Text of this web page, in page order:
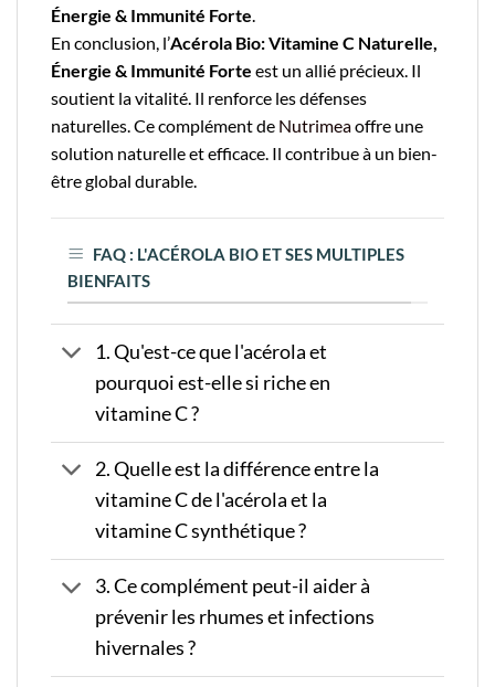
Énergie & Immunité Forte.
En conclusion, l’Acérola Bio: Vitamine C Naturelle,
Énergie & Immunité Forte est un allié précieux. Il
soutient la vitalité. Il renforce les défenses
naturelles. Ce complément de Nutrimeaoffre une
solution naturelle et efficace. Il contribue à un bien-
être global durable.
FAQ : L'ACÉROLA BIO ET SES MULTIPLES
BIENFAITS
1. Qu'est-ce que l'acérola et
pourquoi est-elle si riche en
vitamine C ?
2. Quelle est la différence entre la
vitamine C de l'acérola et la
vitamine C synthétique ?
3. Ce complément peut-il aider à
prévenir les rhumes et infections
hivernales ?